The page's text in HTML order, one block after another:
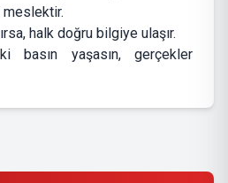
halk doğru bilgiye ulaşır.
yaşasın, gerçekler